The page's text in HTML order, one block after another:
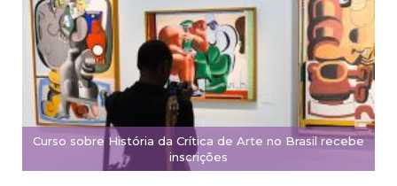
Curso sobre História da Crítica de Arte no Brasil recebe
inscrições